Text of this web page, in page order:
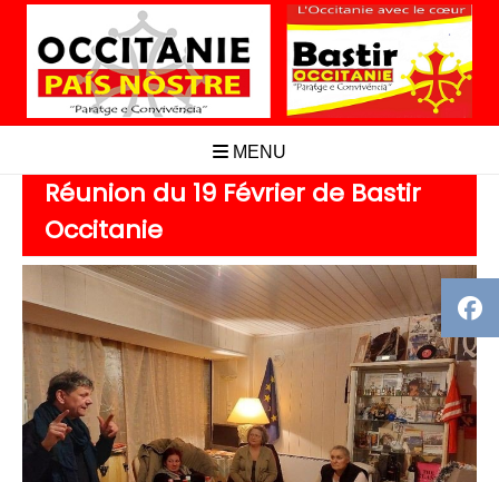
Aller
contenu
MENU
Réunion du 19 Février de Bastir
Occitanie